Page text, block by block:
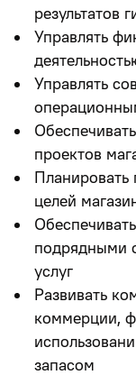
результатов
Управлять
Управлять
проектов
целей
подрядными
услуг
Развивать
коммерции,
запасом